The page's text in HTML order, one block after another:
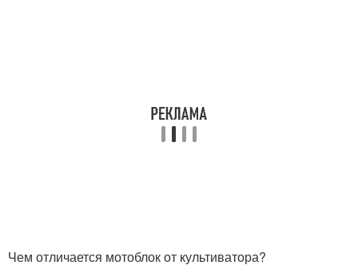
Чем отличается мотоблок от культиватора?